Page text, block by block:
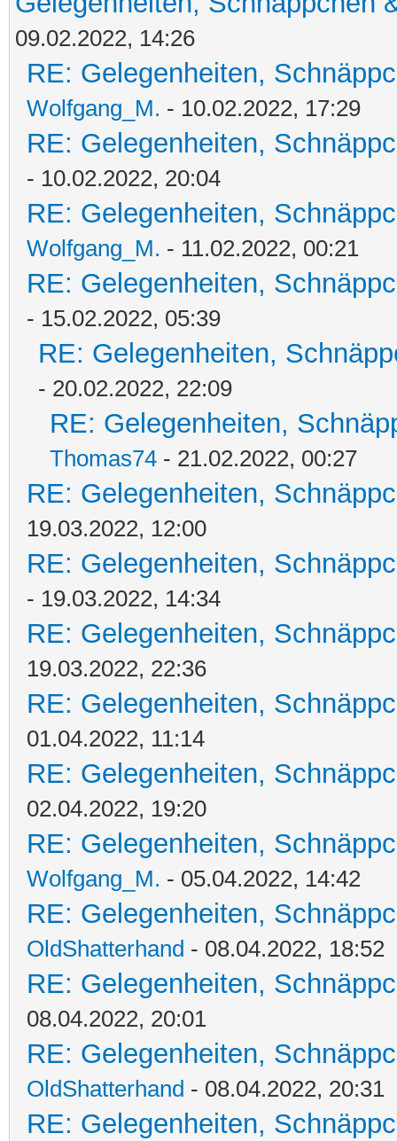
09.02.2022, 14:26
RE: Gelegenheiten,
Wolfgang_M. - 10.02.2022, 17:29
RE: Gelegenheiten,
- 10.02.2022, 20:04
RE: Gelegenheiten,
Wolfgang_M. - 11.02.2022, 00:21
RE: Gelegenheiten,
- 15.02.2022, 05:39
RE: Gelegenheiten,
- 20.02.2022, 22:09
RE: Gelegenheiten,
Thomas74 - 21.02.2022, 00:27
RE: Gelegenheiten,
19.03.2022, 12:00
RE: Gelegenheiten,
- 19.03.2022, 14:34
RE: Gelegenheiten,
19.03.2022, 22:36
RE: Gelegenheiten,
01.04.2022, 11:14
RE: Gelegenheiten,
02.04.2022, 19:20
RE: Gelegenheiten,
Wolfgang_M. - 05.04.2022, 14:42
RE: Gelegenheiten,
OldShatterhand - 08.04.2022, 18:52
RE: Gelegenheiten,
08.04.2022, 20:01
RE: Gelegenheiten,
OldShatterhand - 08.04.2022, 20:31
RE: Gelegenheiten,